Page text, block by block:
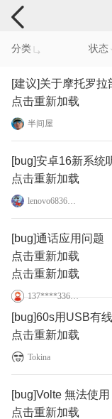
手机反馈
分类 状态
[建议]关于摩托罗
点击重新加载
半间屋
[bug]安卓16新系统
点击重新加载
lenovo68361835
[bug]通话应用问题
点击重新加载
点击重新加载
137****3360_8
[bug]60s用USB有
点击重新加载
Tokina
[bug]Volte 無法使
点击重新加载